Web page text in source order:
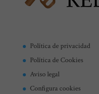
Política de privacidad
Política de Cookies
Aviso legal
Configura cookies